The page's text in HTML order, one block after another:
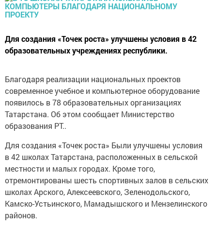
Для создания «Точек роста» улучшены условия в 42
образовательных учреждениях республики.
Благодаря реализации национальных проектов
современное учебное и компьютерное оборудование
появилось в 78 образовательных организациях
Татарстана. Об этом сообщает Министерство
образования РТ..
Для создания «Точек роста» Были улучшены условия
в 42 школах Татарстана, расположенных в сельской
местности и малых городах. Кроме того,
отремонтированы шесть спортивных залов в сельских
школах Арского, Алексеевского, Зеленодольского,
Камско-Устьинского, Мамадышского и Мензелинского
районов.